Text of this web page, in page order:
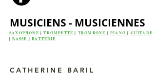
MUSICIENS - MUSICIENNES
SAXOPHONE |TROMPETTE| TROMBONE |PIANO| GUITARE
|BASSE |BATTERIE
CATHERINE BARIL